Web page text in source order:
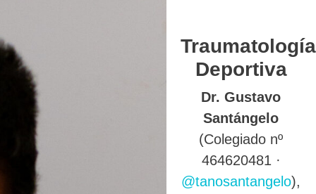
Traumatología
Deportiva
Dr. Gustavo
Santángelo
(Colegiado nº
464620481 ·
@tanosantangelo),